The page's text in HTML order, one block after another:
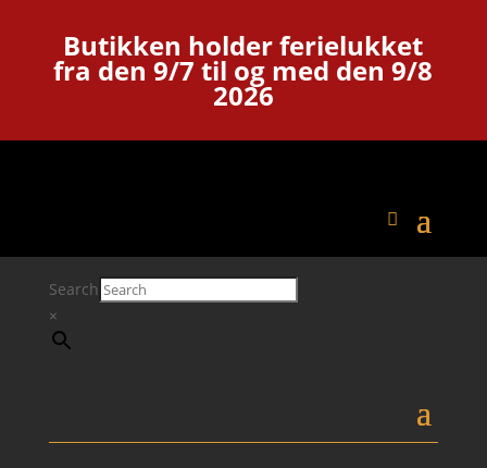
Butikken holder ferielukket
fra den 9/7 til og med den 9/8
2026
Search
×